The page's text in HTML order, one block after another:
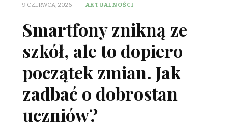
9 CZERWCA, 2026 AKTUALNOŚCI
Smartfony znikną ze
szkół, ale to dopiero
początek zmian. Jak
zadbać o dobrostan
uczniów?